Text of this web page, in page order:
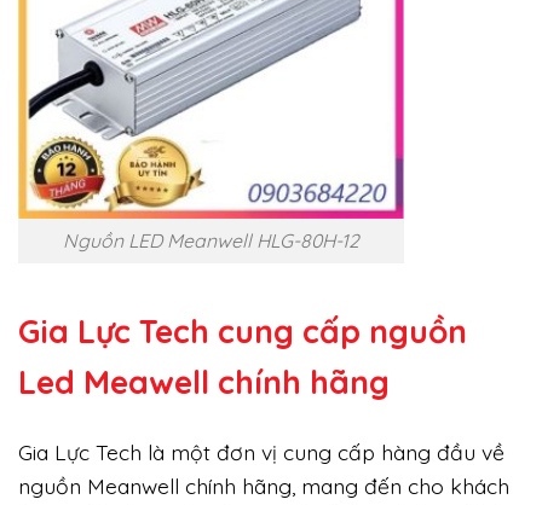
Nguồn LED Meanwell HLG-80H-12
Gia Lực Tech cung cấp nguồn
Led Meawell chính hãng
Gia Lực Tech là một đơn vị cung cấp hàng đầu về
nguồn Meanwell chính hãng, mang đến cho khách